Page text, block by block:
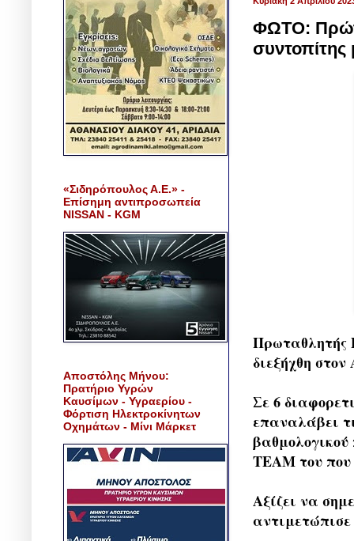
ΦΩΤΟ:
συντοπίτης
Πρωταθλητής
διεξήχθη
Σε 6
επαναλάβει
TEAM του
Αξίζει να
αντιμετώπισε
«Σιδηρόπουλος Α.Ε.» -
Επίσημη αντιπροσωπεία
NISSAN - KGM
Αποστόλης Μήνου:
Πρατήριο Υγρών
Καυσίμων - Υγραερίου -
Φόρτιση Ηλεκτροκίνητων
Οχημάτων - Μίνι Μάρκετ